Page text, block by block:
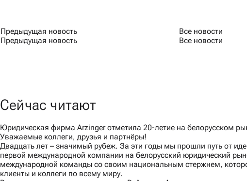
Предыдущая новость
Предыдущая новость
Все новости
Все новости
Сейчас читают
Юридическая фирма Arzinger отметила 20-летие на белорусском
Уважаемые коллеги, друзья и партнёры!
Двадцать лет – значимый рубеж. За эти годы мы прошли путь от
первой международной компании на белорусский юридический
международной команды со своим национальным стержнем,
клиенты и коллеги по всему миру.